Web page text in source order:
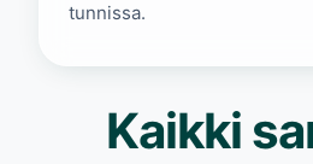
tunnissa.
Kaikki